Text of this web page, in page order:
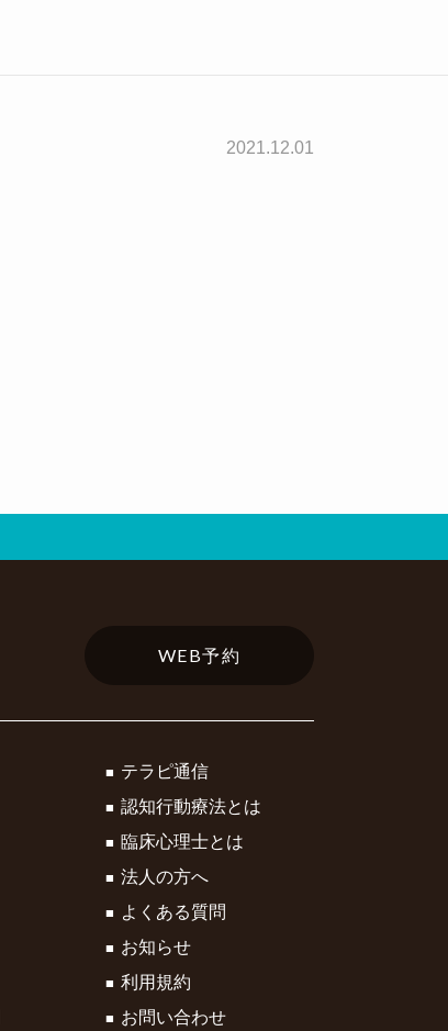
2021.12.01
WEB予約
テラピ通信
認知行動療法とは
臨床心理士とは
法人の方へ
よくある質問
お知らせ
利用規約
お問い合わせ